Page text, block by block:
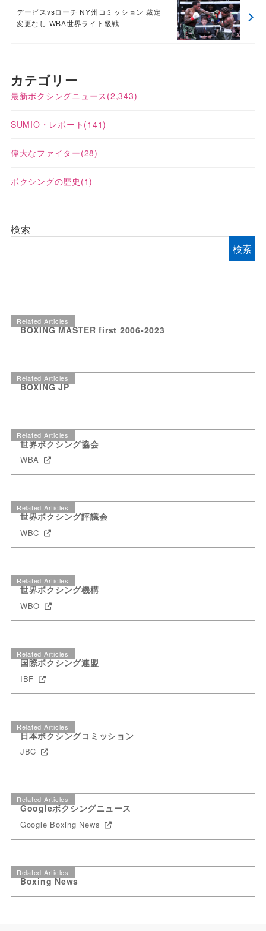
デービスvsローチ NY州コミッション 裁定
変更なし WBA世界ライト級戦
カテゴリー
最新ボクシングニュース (2,343)
SUMIO・レポート (141)
偉大なファイター(28)
ボクシングの歴史 (1)
検索
検索
Related Articles
BOXING MASTER first 2006-2023
Related Articles
BOXING JP
Related Articles
世界ボクシング協会
WBA
Related Articles
世界ボクシング評議会
WBC
Related Articles
世界ボクシング機構
WBO
Related Articles
国際ボクシング連盟
IBF
Related Articles
日本ボクシングコミッション
JBC
Related Articles
Googleボクシングニュース
Google Boxing News
Related Articles
Boxing News